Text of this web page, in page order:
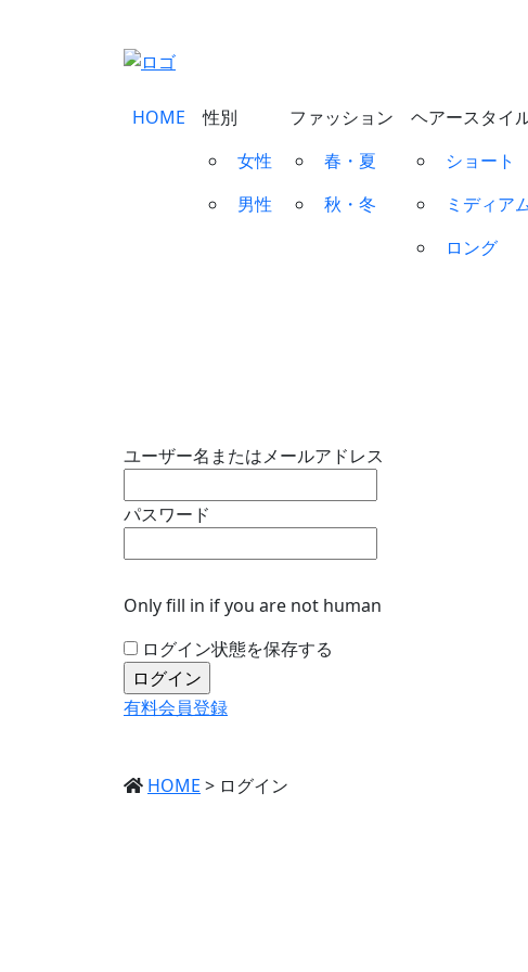
HOME
性別
女性
男性
ファッション
春・夏
秋・冬
ヘアースタイ
ショート
ミディア
ロング
ユーザー名またはメールアドレス
パスワード
Only fill in if you are not human
ログイン状態を保存する
有料会員登録
HOME > ログイン